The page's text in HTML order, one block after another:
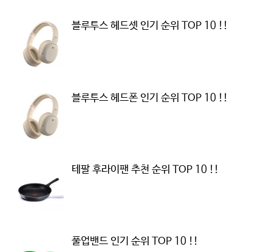
블루투스 헤드셋 인기 순위 TOP 10 !!
블루투스 헤드폰 인기 순위 TOP 10 !!
테팔 후라이팬 추천 순위 TOP 10 !!
풀업밴드 인기 순위 TOP 10 !!